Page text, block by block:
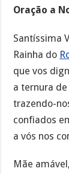
Oração a
Santíssima
Rainha do
que vos
a ternura
trazendo-
confiados
a vós nos
Mãe